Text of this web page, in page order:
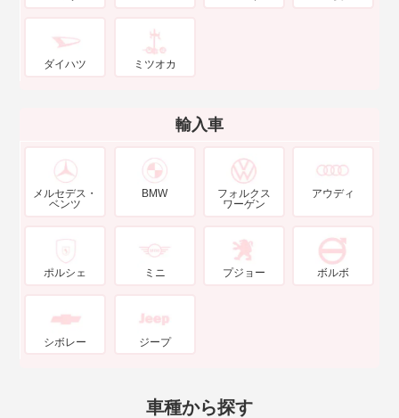
ダイハツ ミツオカ
輸入車
メルセデス・
ベンツ
BMW
フォルクス
ワーゲン
アウディ
ポルシェ ミニ プジョー ボルボ
シボレー ジープ
車種から探す